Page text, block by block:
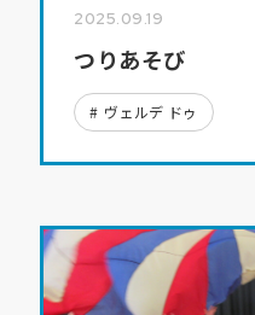
2025.09.19
つりあそび
ヴェルデ ドゥ